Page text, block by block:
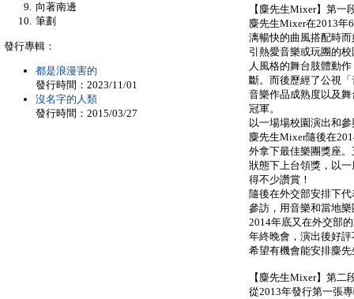
【麋先生Mixer】第一
麋先生Mixer在2013年
漓暢快的曲風搭配時
引熱愛音樂或玩團的
人風格的舞台肢體動
斷。而後歷經了公視
音樂作品成熟度以及
冠軍。
以一場場校園演出和
麋先生Mixer隨後在
外拿下最佳樂團獎座
狀態下上台領獎，以
得不少讚賞！
隨後在外交部安排下
參訪，用音樂和當地
2014年底又在外交部
年終晚會，演出後好
希望有機會能安排麋
【麋先生Mixer】第二
從2013年發行第一張
向著南邊
筆劃
發行專輯：
都是浪漫害的
發行時間：2023/11/01
沒名字的人類
發行時間：2015/03/27